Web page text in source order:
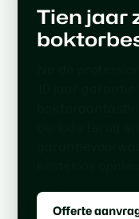
Tien jaar
Offerte